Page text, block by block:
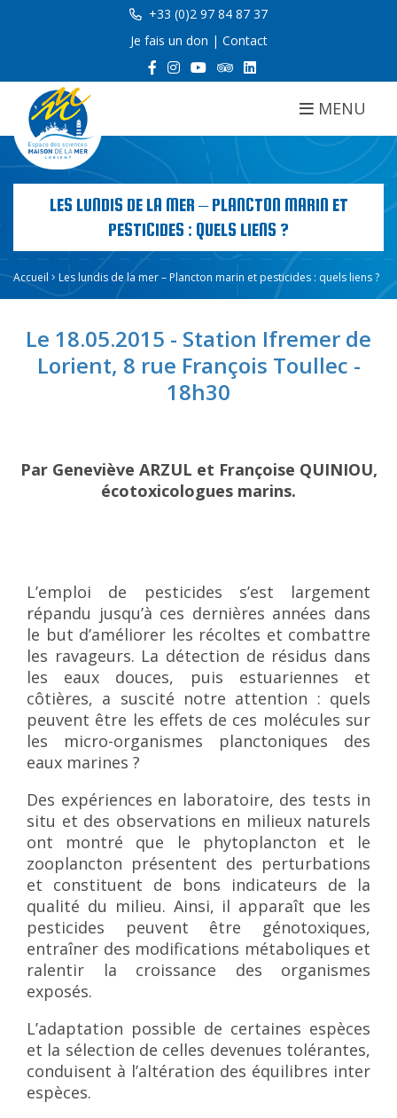
+33 (0)2 97 84 87 37
Je fais un don | Contact
MENU
LES LUNDIS DE LA MER – PLANCTON MARIN ET
PESTICIDES : QUELS LIENS ?
Accueil Les lundis de la mer – Plancton marin et pesticides : quels liens ?
Le 18.05.2015 - Station Ifremer de
Lorient, 8 rue François Toullec -
18h30
Par Geneviève ARZUL et Françoise QUINIOU,
écotoxicologues marins.
L’emploi de pesticides s’est largement
répandu jusqu’à ces dernières années dans
le but d’améliorer les récoltes et combattre
les ravageurs. La détection de résidus dans
les eaux douces, puis estuariennes et
côtières, a suscité notre attention : quels
peuvent être les effets de ces molécules sur
les micro-organismes planctoniques des
eaux marines ?
Des expériences en laboratoire, des tests in
situ et des observations en milieux naturels
ont montré que le phytoplancton et le
zooplancton présentent des perturbations
et constituent de bons indicateurs de la
qualité du milieu. Ainsi, il apparaît que les
pesticides peuvent être génotoxiques,
entraîner des modifications métaboliques et
ralentir la croissance des organismes
exposés.
L’adaptation possible de certaines espèces
et la sélection de celles devenues tolérantes,
conduisent à l’altération des équilibres inter
espèces.